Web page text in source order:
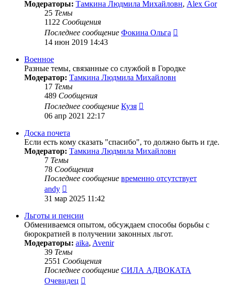
Модераторы: Тамкина Людмила Михайловн, Alex Gor
25 Темы
1122 Сообщения
Последнее сообщение Фокина Ольга
14 июн 2019 14:43
Военное
Разные темы, связанные со службой в Городке
Модератор: Тамкина Людмила Михайловн
17 Темы
489 Сообщения
Последнее сообщение Кузя
06 апр 2021 22:17
Доска почета
Если есть кому сказать "спасибо", то должно быть и где.
Модератор: Тамкина Людмила Михайловн
7 Темы
78 Сообщения
Последнее сообщение временно отсутствует
andy
к
сообщению
31 мар 2025 11:42
Льготы и пенсии
Обмениваемся опытом, обсуждаем способы борьбы с
бюрократией в получении законных льгот.
Модераторы: aika, Avenir
39 Темы
2551 Сообщения
Последнее сообщение СИЛА АДВОКАТА
Очевидец